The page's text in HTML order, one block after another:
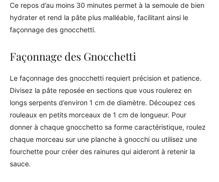
Ce repos d’au moins 30 minutes permet à la semoule de bien
hydrater et rend la pâte plus malléable, facilitant ainsi le
façonnage des gnocchetti.
Façonnage des Gnocchetti
Le façonnage des gnocchetti requiert précision et patience.
Divisez la pâte reposée en sections que vous roulerez en
longs serpents d’environ 1 cm de diamètre. Découpez ces
rouleaux en petits morceaux de 1 cm de longueur. Pour
donner à chaque gnocchetto sa forme caractéristique, roulez
chaque morceau sur une planche à gnocchi ou utilisez une
fourchette pour créer des rainures qui aideront à retenir la
sauce.